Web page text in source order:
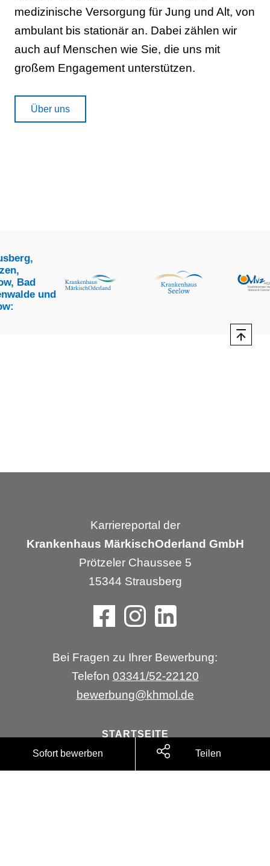
Sofort bewerben Teilen
medizinische Versorgung für Jung und Alt, von
ambulant bis stationär an. Dabei zählen wir
auch auf Menschen wie Sie, die uns mit
großem Engagement unterstützen.
Über uns
und
Karriereportal der
Krankenhaus MärkischOderland GmbH
Prötzeler Chaussee 5
15344 Strausberg
Bei Fragen zu Ihrer Bewerbung:
Telefon 03341/52-22120
bewerbung@khmol.de
STARTSEITE
ÜBER UNS